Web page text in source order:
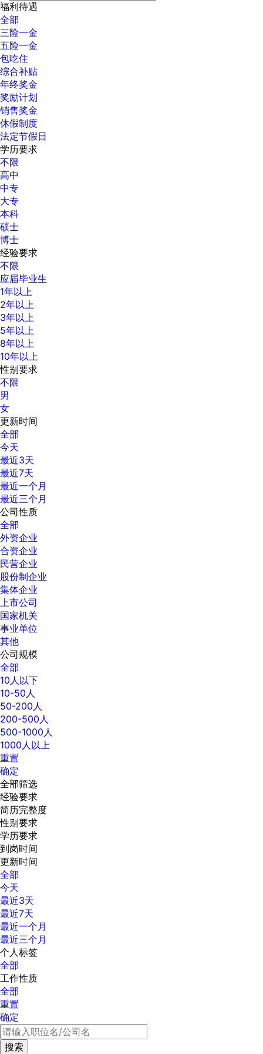
福利待遇
全部
三险一金
五险一金
包吃住
综合补贴
年终奖金
奖励计划
销售奖金
休假制度
法定节假日
学历要求
不限
高中
中专
大专
本科
硕士
博士
经验要求
不限
应届毕业生
1年以上
2年以上
3年以上
5年以上
8年以上
10年以上
性别要求
不限
男
女
更新时间
全部
今天
最近3天
最近7天
最近一个月
最近三个月
公司性质
全部
外资企业
合资企业
民营企业
股份制企业
集体企业
上市公司
国家机关
事业单位
其他
公司规模
全部
10人以下
10-50人
50-200人
200-500人
500-1000人
1000人以上
重置
确定
全部筛选
经验要求
简历完整度
性别要求
学历要求
到岗时间
更新时间
全部
今天
最近3天
最近7天
最近一个月
最近三个月
个人标签
全部
工作性质
全部
重置
确定